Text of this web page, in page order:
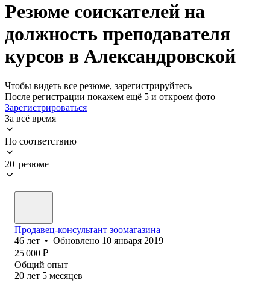
Резюме соискателей на
должность преподавателя
курсов в Александровской
Чтобы видеть все резюме, зарегистрируйтесь
После регистрации покажем ещё 5 и откроем фото
Зарегистрироваться
За всё время
По соответствию
20 резюме
Продавец-консультант зоомагазина
46 лет • Обновлено 10 января 2019
25 000 ₽
Общий опыт
20 лет 5 месяцев